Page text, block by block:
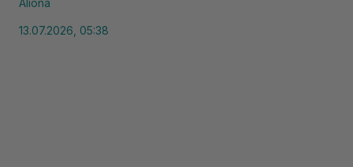
Aliona
13.07.2026, 05:38